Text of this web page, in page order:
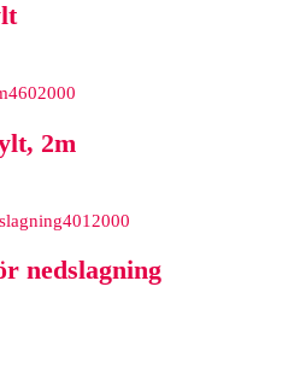
4602000
2m
4012000
nedslagning